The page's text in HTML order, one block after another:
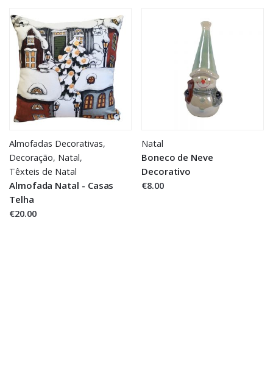
Almofadas Decorativas,
Decoração, Natal,
Têxteis de Natal
Almofada Natal - Casas
Telha
€20.00
Natal
Boneco de Neve
Decorativo
€8.00